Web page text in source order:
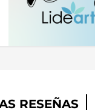
RESEÑAS